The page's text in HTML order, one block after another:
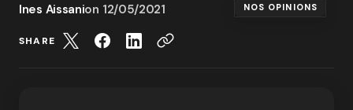
Ines Aissanion 12/05/2021 NOS OPINIONS
SHARE